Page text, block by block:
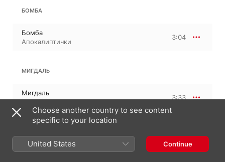
БОМБА
Бомба
Апокалиптички
3:04
МИГДАЛЬ
Мигдаль
Апокалиптички
3:33
Нескорена
Choose another country to see content
specific to your location
United States Continue